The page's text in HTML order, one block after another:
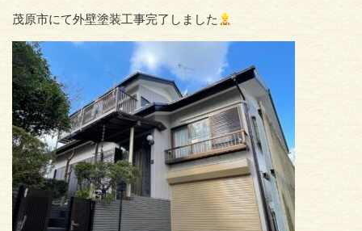
茂原市にて外壁塗装工事完了しました